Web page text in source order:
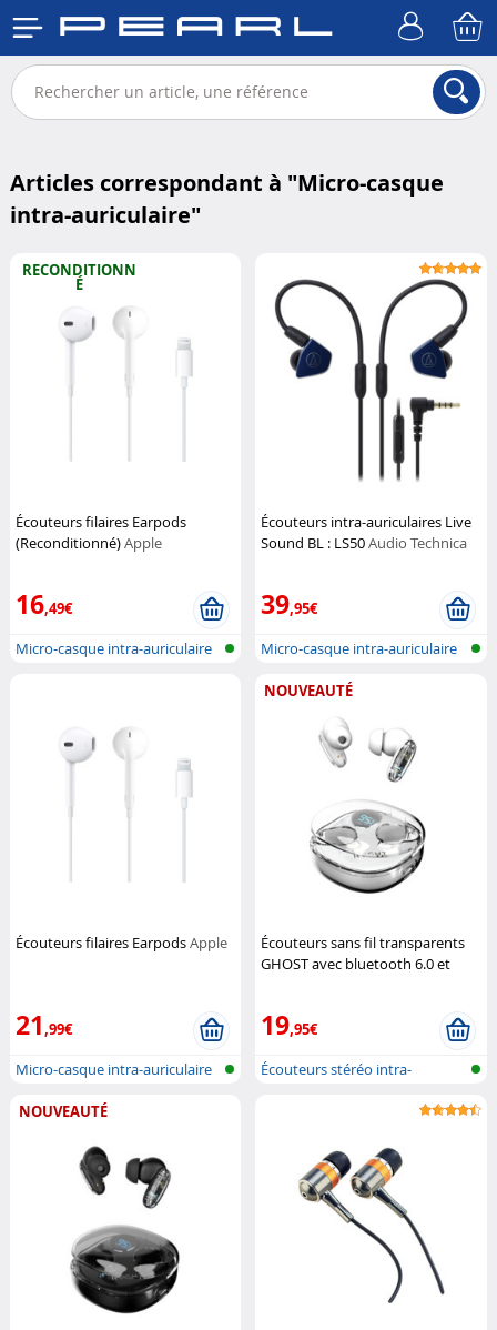
Articles correspondant à "Micro-casque
intra-auriculaire"
RECONDITIONN
É
Écouteurs filaires Earpods
(Reconditionné)Apple
16,49€
Micro-casque intra-auriculaire
Écouteurs intra-auriculaires Live
Sound BL : LS50Audio Technica
39,95€
Micro-casque intra-auriculaire
Écouteurs filaires EarpodsApple
21,99€
Micro-casque intra-auriculaire
NOUVEAUTÉ
Écouteurs sans fil transparents
GHOST avec bluetooth 6.0 et
19,95€
Écouteurs stéréo intra-
NOUVEAUTÉ